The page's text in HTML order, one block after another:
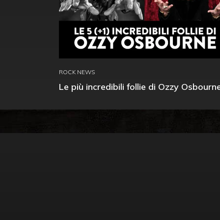
ROCK NEWS
Le più incredibili follie di Ozzy